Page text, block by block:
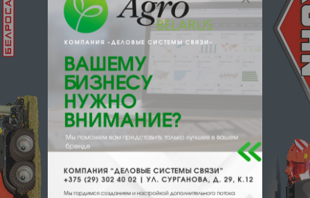
Оставьте электронный заказ с помощью
кнопки "Заказать" и мы подберем для
Вас подходящую компанию
поставщика.